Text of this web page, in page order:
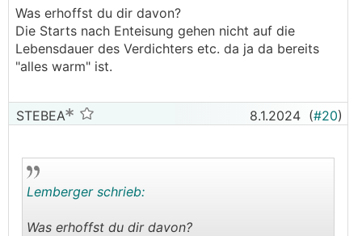
Was erhoffst du dir davon?
Die Starts nach Enteisung gehen nicht auf die
Lebensdauer des Verdichters etc. da ja da bereits
"alles warm" ist.
STEBEA 8.1.2024 (#20)
Lemberger schrieb:
Was erhoffst du dir davon?